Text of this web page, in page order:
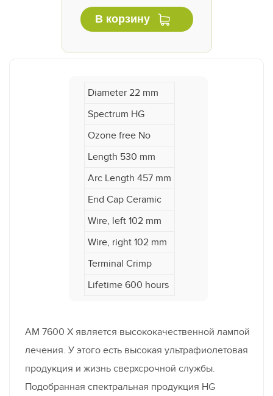
В корзину
Diameter 22 mm
Spectrum HG
Ozone free No
Length 530 mm
Arc Length 457 mm
End Cap Ceramic
Wire, left 102 mm
Wire, right 102 mm
Terminal Crimp
Lifetime 600 hours
AM 7600 X является высококачественной лампой
лечения. У этого есть высокая ультрафиолетовая
продукция и жизнь сверхсрочной службы.
Подобранная спектральная продукция HG